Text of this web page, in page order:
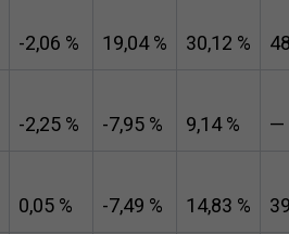
-2,06 % 19,04% 30,12 %
-2,25% -7,95% 9,14% —
0,05% -7,49 % 14,83 %